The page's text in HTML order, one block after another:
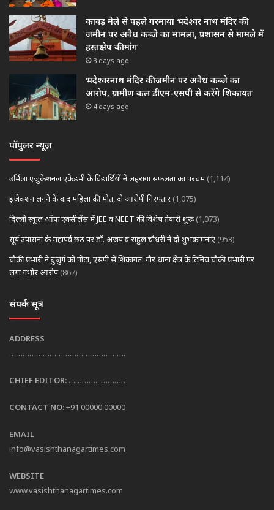
कावड़ मेले से पहले गरमाया भदेश्वर नाथ मंदिर की
जमीन पर अवैध कब्जे का मामला, प्रशासन से मामले में
हस्तक्षेप की मांग
3 days ago
भदेश्वरनाथ मंदिर की जमीन पर अवैध कब्जे का
आरोप, ग्रामीण कल डीएम-एसपी से करेंगे शिकायत
4 days ago
पॉपुलर न्यूज़
उर्मिला एजुकेशनल एकेडमी के विद्यार्थियों ने लहराया सफलता का परचम (1,114)
इंजेक्शन लगने के बाद महिला की मौत, दो आरोपी गिरफ्तार (1,075)
दिल्ली स्कूल ऑफ एक्सीलेंस में JEE व NEET की विशेष तैयारी शुरू (1,073)
सूर्य उपासना के महापर्व छठ पर डॉ. अजय व राहुल चौधरी ने दी शुभकामनाएं (953)
चौकी प्रभारी ने बुजुर्ग को पीटा, एसपी से शिकायत: गौर थाना क्षेत्र के टिनिच चौकी प्रभारी पर
लगा गंभीर आरोप (867)
संपर्क सूत्र
ADDRESS
…………………………………………….
CHIEF EDITOR: ………….. …………
CONTACT NO:+91 00000 00000
EMAIL
info@vasishthanagartimes.com
WEBSITE
www.vasishthanagartimes.com